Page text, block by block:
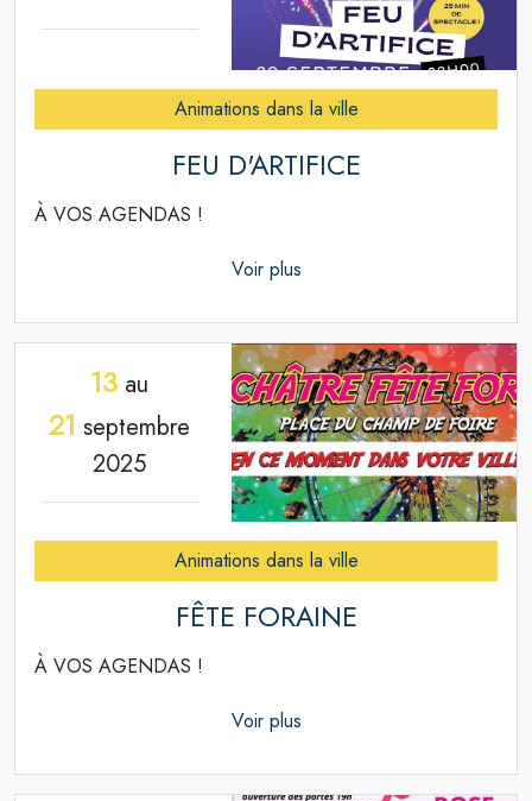
Animations dans la ville
FEU D'ARTIFICE
À VOS AGENDAS !
Voir plus
13 au
21 septembre
2025
Animations dans la ville
FÊTE FORAINE
À VOS AGENDAS !
Voir plus